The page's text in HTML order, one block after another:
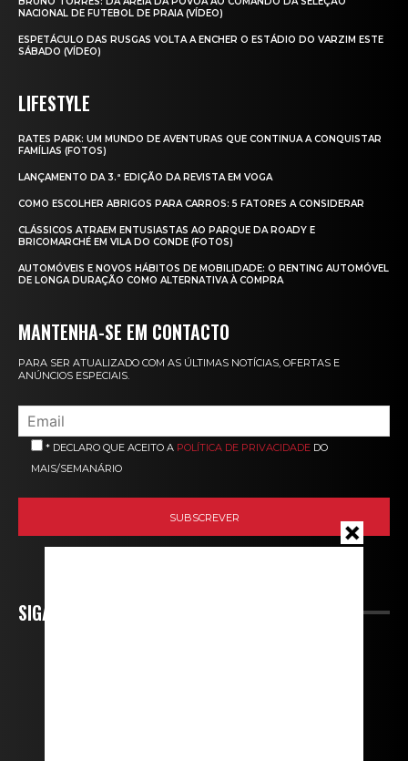
NACIONAL DE FUTEBOL DE PRAIA (VÍDEO)
ESPETÁCULO DAS RUSGAS VOLTA A ENCHER O ESTÁDIO DO VARZIM ESTE
SÁBADO (VÍDEO)
LIFESTYLE
RATES PARK: UM MUNDO DE AVENTURAS QUE CONTINUA A CONQUISTAR
FAMÍLIAS (FOTOS)
LANÇAMENTO DA 3.ª EDIÇÃO DA REVISTA EM VOGA
COMO ESCOLHER ABRIGOS PARA CARROS: 5 FATORES A CONSIDERAR
CLÁSSICOS ATRAEM ENTUSIASTAS AO PARQUE DA ROADY E
BRICOMARCHÉ EM VILA DO CONDE (FOTOS)
AUTOMÓVEIS E NOVOS HÁBITOS DE MOBILIDADE: O RENTING AUTOMÓVEL
DE LONGA DURAÇÃO COMO ALTERNATIVA À COMPRA
MANTENHA-SE EM CONTACTO
PARA SER ATUALIZADO COM AS ÚLTIMAS NOTÍCIAS, OFERTAS E
ANÚNCIOS ESPECIAIS.
* DECLARO QUE ACEITO A POLÍTICA DE PRIVACIDADE DO
MAIS/SEMANÁRIO
SIGA-NOS